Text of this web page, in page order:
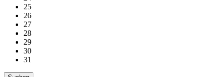
25
26
27
28
29
30
31